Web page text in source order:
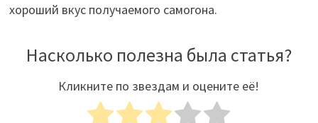
хороший вкус получаемого самогона.
Насколько полезна была статья?
Кликните по звездам и оцените её!